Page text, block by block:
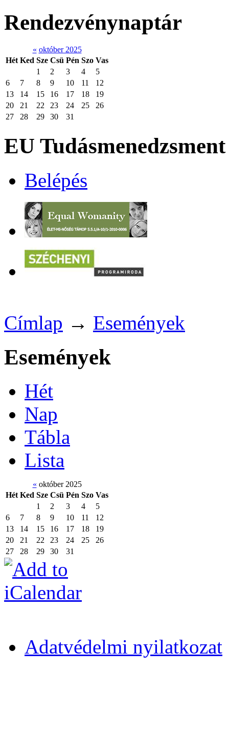
Rendezvénynaptár
« október 2025
Hét Ked Sze Csü Pén Szo Vas
1
2 3 4
5
6
7 8 9 10 11
12
13
14 15 16 17 18
19
20
21 22 23 24 25
26
27
28 29 30 31
EU
Belépés
Címlap → Események
Események
Hét
Nap
Tábla
Lista
« október 2025
Hét Ked Sze Csü Pén Szo Vas
1
2 3 4
5
6
7 8 9 10 11
12
13
14 15 16 17 18
19
20
21 22 23 24 25
26
27
28 29 30 31
Adatvédelmi nyilatkozat